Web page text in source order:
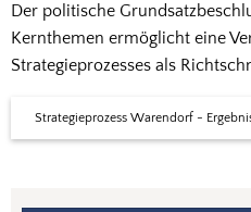
Der politische
Kernthemen ermöglicht eine
Strategieprozesses als
Strategieprozess Warendorf -